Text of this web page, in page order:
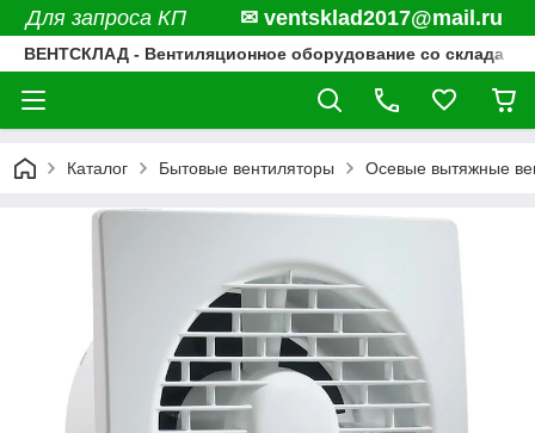
Для запроса КП ✉ ventsklad2017@mail.ru
ВЕНТСКЛАД - Вентиляционное оборудование со склада
Каталог Бытовые вентиляторы Осевые вытяжные